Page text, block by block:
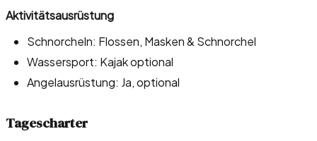
Aktivitätsausrüstung
Schnorcheln: Flossen, Masken & Schnorchel
Wassersport: Kajak optional
Angelausrüstung: Ja, optional
Tagescharter